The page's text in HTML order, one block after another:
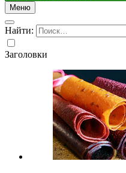
Меню
Найти:
Заголовки